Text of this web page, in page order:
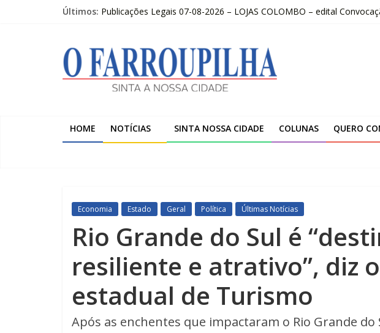
Últimos: Publicações Legais 07-08-2026 – LOJAS COLOMBO – edital
Farroupilha recebe o 5º Festival de Inverno da Escola Pública de Música
Projeto do Moinhos de Vento ultrapassa 900 atendimentos a vítimas
O
Farroupilha
Nossa
HOME NOTÍCIAS SINTA NOSSA CIDADE COLUNAS QUERO
Economia Estado Geral Política Últimas Notícias
Rio Grande do Sul é
resiliente e atrativo”, diz
estadual de Turismo
Após as enchentes que impactaram o Rio Grande